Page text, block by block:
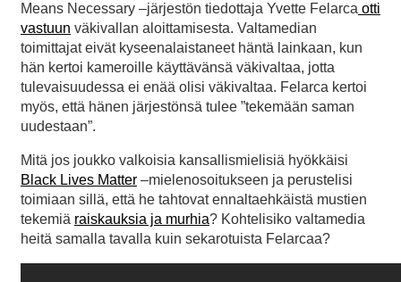
Means Necessary –järjestön tiedottaja Yvette Felarca otti
vastuun väkivallan aloittamisesta. Valtamedian
toimittajat eivät kyseenalaistaneet häntä lainkaan, kun
hän kertoi kameroille käyttävänsä väkivaltaa, jotta
tulevaisuudessa ei enää olisi väkivaltaa. Felarca kertoi
myös, että hänen järjestönsä tulee ”tekemään saman
uudestaan”.
Mitä jos joukko valkoisia kansallismielisiä hyökkäisi
Black Lives Matter –mielenosoitukseen ja perustelisi
toimiaan sillä, että he tahtovat ennaltaehkäistä mustien
tekemiä raiskauksia ja murhia? Kohtelisiko valtamedia
heitä samalla tavalla kuin sekarotuista Felarcaa?